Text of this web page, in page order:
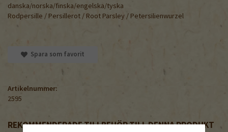
danska/norska/finska/engelska/tyska
Rodpersille / Persillerot / Root Parsley / Petersilienwurzel
Spara som favorit
Artikelnummer:
2595
REKOMMENDERADE TILLBEHÖR TILL DENNA PRODUKT